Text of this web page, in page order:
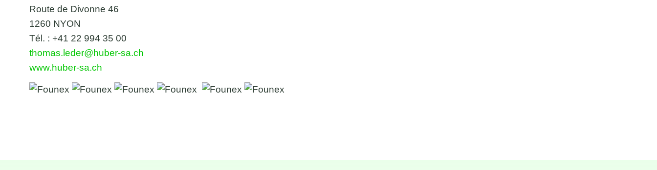
Route de Divonne 46
1260 NYON
Tél. : +41 22 994 35 00
thomas.leder@huber-sa.ch
www.huber-sa.ch